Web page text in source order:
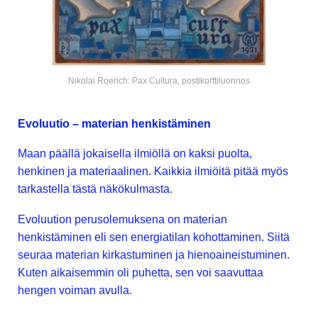
Nikolai Roerich: Pax Cultura, postikorttiluonnos
Evoluutio – materian henkistäminen
Maan päällä jokaisella ilmiöllä on kaksi puolta,
henkinen ja materiaalinen. Kaikkia ilmiöitä pitää myös
tarkastella tästä näkökulmasta.
Evoluution perusolemuksena on materian
henkistäminen eli sen energiatilan kohottaminen. Siitä
seuraa materian kirkastuminen ja hienoaineistuminen.
Kuten aikaisemmin oli puhetta, sen voi saavuttaa
hengen voiman avulla.